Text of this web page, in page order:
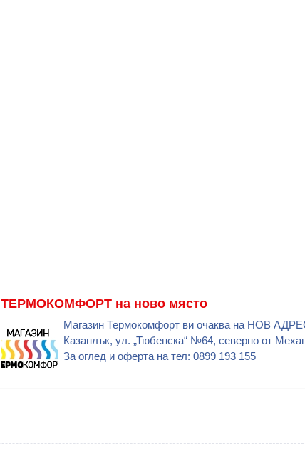
ТЕРМОКОМФОРТ на ново място
Магазин Термокомфорт ви очаква на НОВ
Казанлък, ул. „Тюбенска“ №64, северно от
За оглед и оферта на тел: 0899 193 155